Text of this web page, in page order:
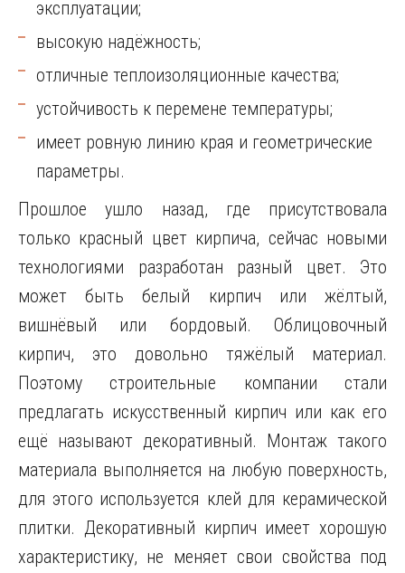
эксплуатации;
высокую надёжность;
отличные теплоизоляционные качества;
устойчивость к перемене температуры;
имеет ровную линию края и геометрические
параметры.
Прошлое ушло назад, где присутствовала
только красный цвет кирпича, сейчас новыми
технологиями разработан разный цвет. Это
может быть белый кирпич или жёлтый,
вишнёвый или бордовый. Облицовочный
кирпич, это довольно тяжёлый материал.
Поэтому строительные компании стали
предлагать искусственный кирпич или как его
ещё называют декоративный. Монтаж такого
материала выполняется на любую поверхность,
для этого используется клей для керамической
плитки. Декоративный кирпич имеет хорошую
характеристику, не меняет свои свойства под